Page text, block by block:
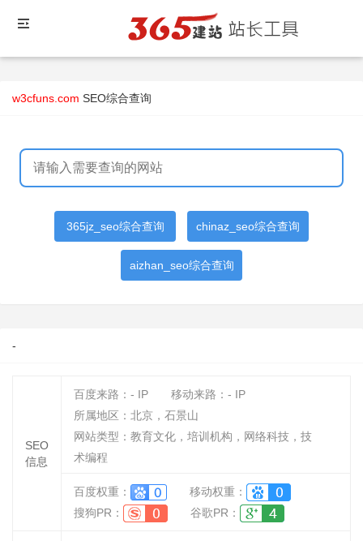
w3cfuns.com SEO综合查询
365jz_seo综合查询 chinaz_seo综合查询
aizhan_seo综合查询
-
SEO
信息
百度来路： - IP 移动来路： - IP
所属地区：北京，石景山
网站类型：教育文化，培训机构，网络科技，技
术编程
百度权重：
移动权重：
搜狗PR：
谷歌PR：